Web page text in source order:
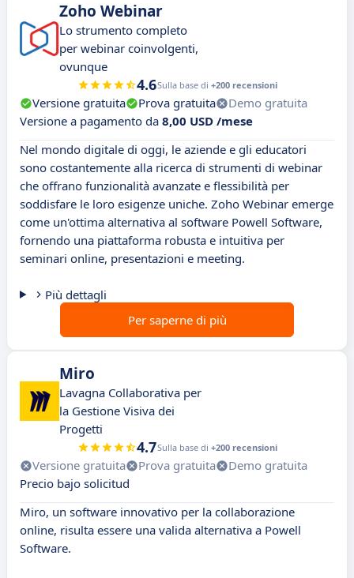
Zoho Webinar
Lo strumento completo
per webinar coinvolgenti,
ovunque
4.6Sulla base di +200 recensioni
Versione gratuita Prova gratuita
Demo gratuita
Versione a pagamento da 8,00 USD /mese
Nel mondo digitale di oggi, le aziende e gli educatori
sono costantemente alla ricerca di strumenti di webinar
che offrano funzionalità avanzate e flessibilità per
soddisfare le loro esigenze uniche. Zoho Webinar emerge
come un'ottima alternativa al software Powell Software,
fornendo una piattaforma robusta e intuitiva per
seminari online, presentazioni e meeting.
Più dettagli
Per saperne di più
Miro
Lavagna Collaborativa per
la Gestione Visiva dei
Progetti
4.7Sulla base di +200 recensioni
Versione gratuita Prova gratuita
Demo gratuita
Precio bajo solicitud
Miro, un software innovativo per la collaborazione
online, risulta essere una valida alternativa a Powell
Software.